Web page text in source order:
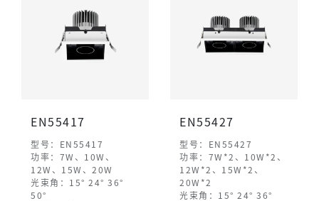
EN55417
型号：EN55417
功率：7W、10W、
12W、15W、20W
光束角：15° 24° 36°
50°
EN55427
型号：EN55427
功率：7W*2、10W*2、
12W*2、15W*2、
20W*2
光束角：15° 24° 36°